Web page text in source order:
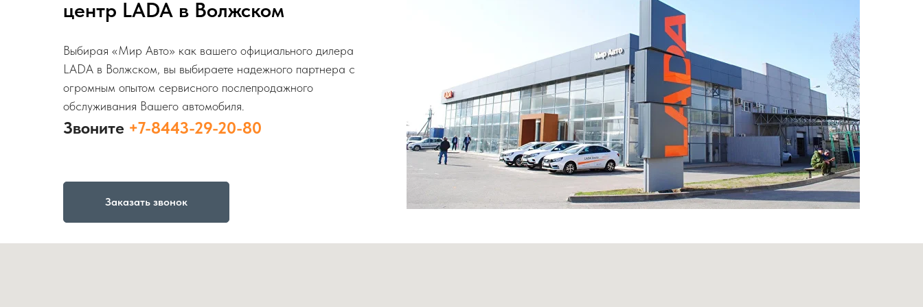
центр LADA в Волжском
Выбирая «Мир Авто» как вашего официального дилера
LADA в Волжском, вы выбираете надежного партнера с
огромным опытом сервисного послепродажного
обслуживания Вашего автомобиля.
Звоните +7-8443-29-20-80
Заказать звонок